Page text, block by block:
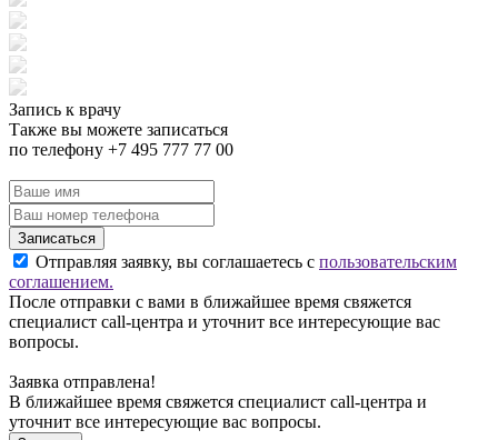
Запись к врачу
Также вы можете записаться
по телефону +7 495 777 77 00
Записаться
Отправляя заявку, вы соглашаетесь с пользовательским
соглашением.
После отправки с вами в ближайшее время свяжется
специалист call-центра и уточнит все интересующие вас
вопросы.
Заявка отправлена!
В ближайшее время свяжется специалист call-центра и
уточнит все интересующие вас вопросы.